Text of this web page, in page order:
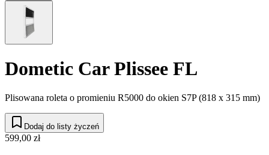
Dometic Car Plissee FL
Plisowana roleta o promieniu R5000 do okien S7P (818 x 315 mm)
Dodaj do listy życzeń
599,00 zł